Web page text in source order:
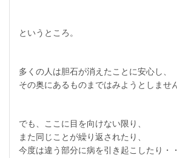
というところ。
多くの人は胆石が消えたことに安心し、
その奥にあるものまではみようとしません
でも、ここに目を向けない限り、
また同じことが繰り返されたり、
今度は違う部分に病を引き起こしたり・・